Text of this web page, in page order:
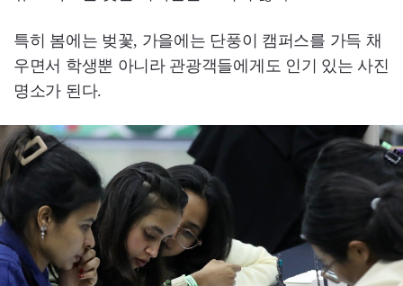
특히 봄에는 벚꽃, 가을에는 단풍이 캠퍼스를 가득 채
우면서 학생뿐 아니라 관광객들에게도 인기 있는 사진
명소가 된다.